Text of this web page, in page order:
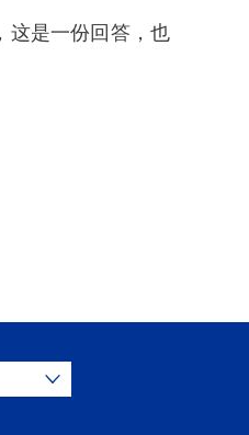
这是一份回答，也